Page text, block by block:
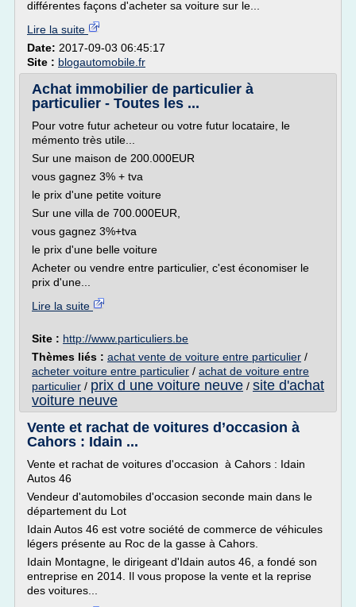
différentes façons d'acheter sa voiture sur le...
Lire la suite
Date: 2017-09-03 06:45:17
Site : blogautomobile.fr
Achat immobilier de particulier à
particulier - Toutes les ...
Pour votre futur acheteur ou votre futur locataire, le
mémento très utile...
Sur une maison de 200.000EUR
vous gagnez 3% + tva
le prix d'une petite voiture
Sur une villa de 700.000EUR,
vous gagnez 3%+tva
le prix d'une belle voiture
Acheter ou vendre entre particulier, c'est économiser le
prix d'une...
Lire la suite
Site : http://www.particuliers.be
Thèmes liés : achat vente de voiture entre particulier /
acheter voiture entre particulier / achat de voiture entre
particulier / prix d une voiture neuve / site d'achat
voiture neuve
Vente et rachat de voitures d’occasion à
Cahors : Idain ...
Vente et rachat de voitures d'occasion à Cahors : Idain
Autos 46
Vendeur d'automobiles d'occasion seconde main dans le
département du Lot
Idain Autos 46 est votre société de commerce de véhicules
légers présente au Roc de la gasse à Cahors.
Idain Montagne, le dirigeant d'Idain autos 46, a fondé son
entreprise en 2014. Il vous propose la vente et la reprise
des voitures...